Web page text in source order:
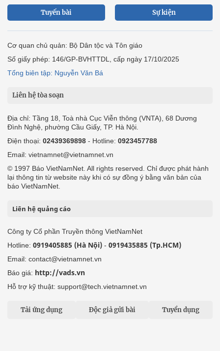
Tuyến bài Sự kiện
Cơ quan chủ quản: Bộ Dân tộc và Tôn giáo
Số giấy phép: 146/GP-BVHTTDL, cấp ngày 17/10/2025
Tổng biên tập: Nguyễn Văn Bá
Liên hệ tòa soạn
Địa chỉ: Tầng 18, Toà nhà Cục Viễn thông (VNTA), 68 Dương
Đình Nghệ, phường Cầu Giấy, TP. Hà Nội.
Điện thoại: 02439369898 - Hotline: 0923457788
Email: vietnamnet@vietnamnet.vn
© 1997 Báo VietNamNet. All rights reserved. Chỉ được phát hành
lại thông tin từ website này khi có sự đồng ý bằng văn bản của
báo VietNamNet.
Liên hệ quảng cáo
Công ty Cổ phần Truyền thông VietNamNet
Hotline: 0919405885 (Hà Nội) - 0919435885 (Tp.HCM)
Email: contact@vietnamnet.vn
Báo giá: http://vads.vn
Hỗ trợ kỹ thuật: support@tech.vietnamnet.vn
Tải ứng dụng Độc giả gửi bài Tuyển dụng